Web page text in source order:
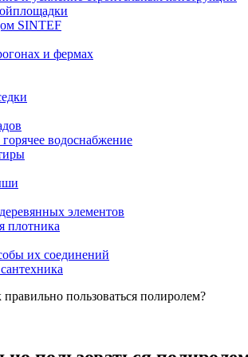
SINTEF
и фермах
водоснабжение
элементов
плотника
их соединений
правильно пользоваться полиролем?